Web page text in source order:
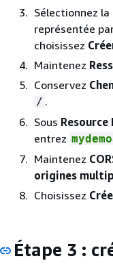
Sélectionnez
représentée
choisissez
Maintenez
Conservez
/ .
Sous Resource
entrez
Maintenez
origines
Choisissez
Étape 3 :